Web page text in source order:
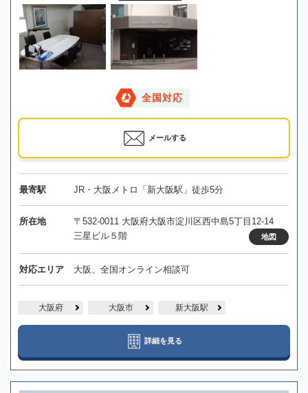
全国対応
メールする
最寄駅 JR・大阪メトロ「新大阪駅」徒歩5分
所在地
〒532-0011 大阪府大阪市淀川区西中島5丁目12-14
三星ビル５階
地図
対応エリア 大阪、全国オンライン相談可
大阪府 大阪市 新大阪駅
詳細を見る